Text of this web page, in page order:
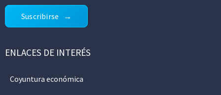
Suscribirse
ENLACES DE INTERÉS
Coyuntura económica